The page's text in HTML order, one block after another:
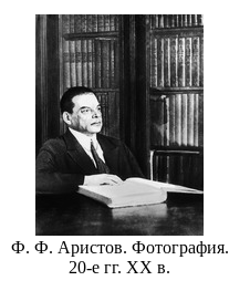
Ф. Ф. Аристов. Фотография.
20-е гг. XX в.